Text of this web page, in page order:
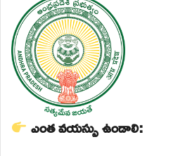
ఎంత వయస్సు ఉండాలి: